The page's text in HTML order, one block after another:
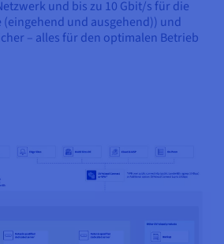
und bis zu 10 Gbit/sfür die
und ausgehend)) und
– alles für den optimalen Betrieb